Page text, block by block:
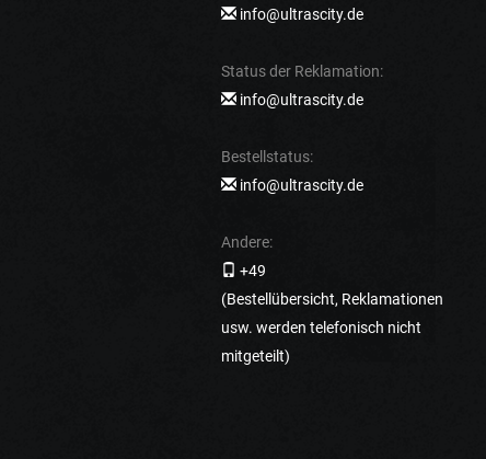
info@ultrascity.de
Status der Reklamation:
info@ultrascity.de
Bestellstatus:
info@ultrascity.de
Andere:
+49
(Bestellübersicht, Reklamationen
usw. werden telefonisch nicht
mitgeteilt)